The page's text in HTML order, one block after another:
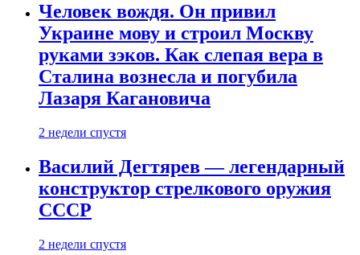
Человек вождя. Он привил
Украине мову и строил Москву
руками зэков. Как слепая вера в
Сталина вознесла и погубила
Лазаря Кагановича
2 недели спустя
Василий Дегтярев — легендарный
конструктор стрелкового оружия
СССР
2 недели спустя